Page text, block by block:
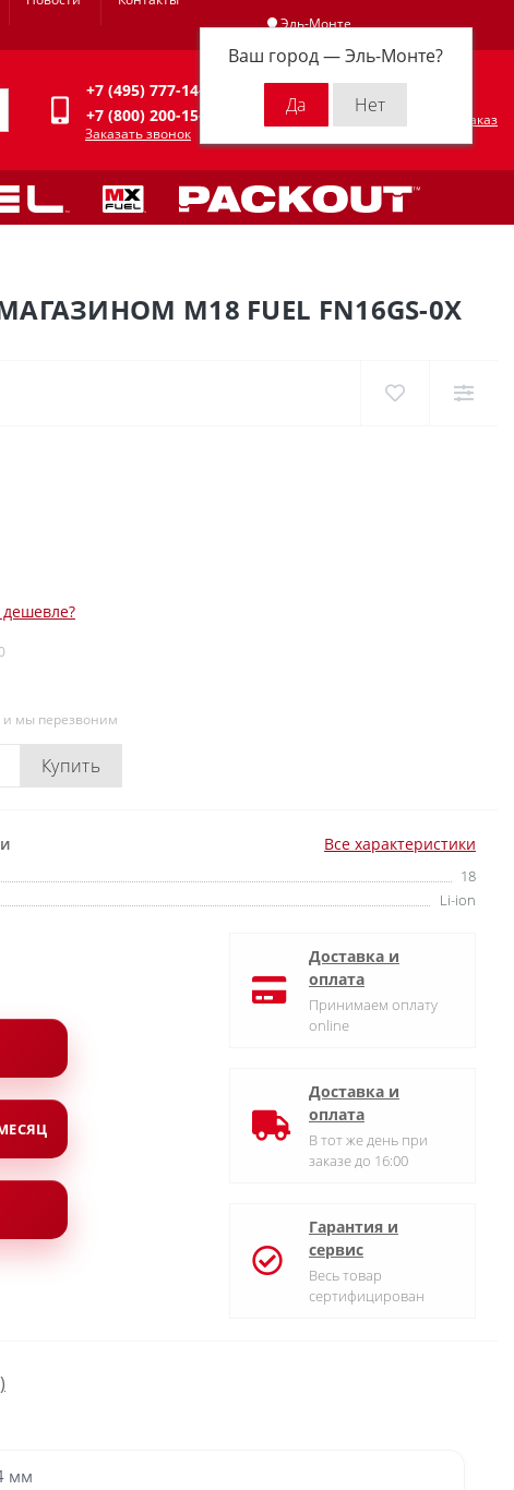
Эль-Монте
Ваш город —Эль-Монте?
Личный кабинет
+7 (495) 777-14-94
+7 (800) 200-15-94
Заказать звонок
Оформить заказ
M18 FUEL FN16GS-0X
и мы перезвоним
Купить
Все характеристики
18
Li-ion
Доставка и
оплата
Принимаем оплату
online
Доставка и
оплата
В тот же день при
заказе до 16:00
Гарантия и
сервис
Весь товар
сертифицирован
мм